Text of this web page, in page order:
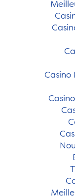
Casino